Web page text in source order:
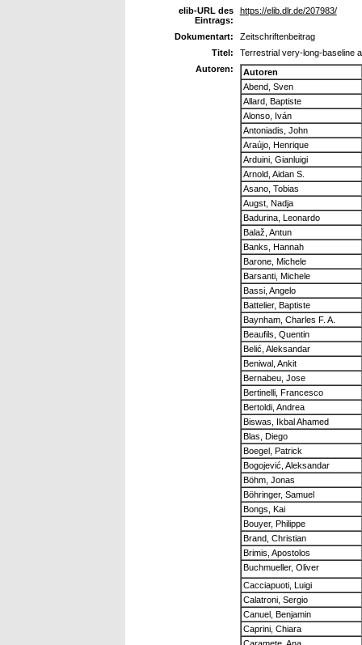
elib-URL des
Eintrags:
https://elib.dlr.de/207983/
Dokumentart:
Zeitschriftenbeitrag
Titel:
Terrestrial very-long-baseline
Autoren:
Autoren
Abend, Sven
Allard, Baptiste
Alonso, Iván
Antoniadis, John
Araújo, Henrique
Arduini, Gianluigi
Arnold, Aidan S.
Asano, Tobias
Augst, Nadja
Badurina, Leonardo
Balaž, Antun
Banks, Hannah
Barone, Michele
Barsanti, Michele
Bassi, Angelo
Battelier, Baptiste
Baynham, Charles F. A.
Beaufils, Quentin
Belić, Aleksandar
Beniwal, Ankit
Bernabeu, Jose
Bertinelli, Francesco
Bertoldi, Andrea
Biswas, Ikbal Ahamed
Blas, Diego
Boegel, Patrick
Bogojević, Aleksandar
Böhm, Jonas
Böhringer, Samuel
Bongs, Kai
Bouyer, Philippe
Brand, Christian
Brimis, Apostolos
Buchmueller, Oliver
Cacciapuoti, Luigi
Calatroni, Sergio
Canuel, Benjamin
Caprini, Chiara